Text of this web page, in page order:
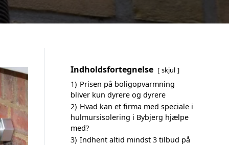
Indholdsfortegnelse skjul
1) Prisen på boligopvarmning
bliver kun dyrere og dyrere
2) Hvad kan et firma med speciale i
hulmursisolering i Bybjerg hjælpe
med?
3) Indhent altid mindst 3 tilbud på